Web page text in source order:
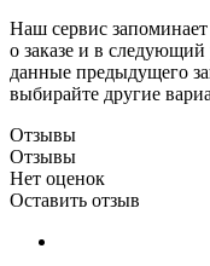
Наш сервис
о заказе и в
данные предыдущего
выбирайте другие
Отзывы
Отзывы
Нет оценок
Оставить отзыв